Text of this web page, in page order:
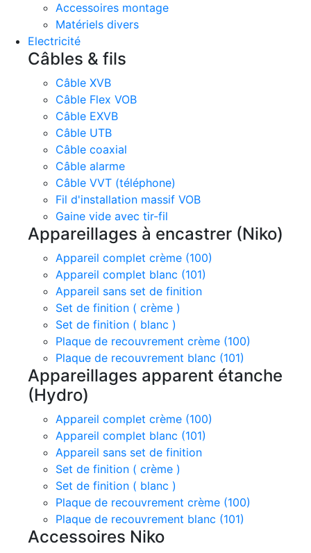
Accessoires montage
Matériels divers
Electricité
Câbles & fils
Câble XVB
Câble Flex VOB
Câble EXVB
Câble UTB
Câble coaxial
Câble alarme
Câble VVT (téléphone)
Fil d'installation massif VOB
Gaine vide avec tir-fil
Appareillages à encastrer (Niko)
Appareil complet crème (100)
Appareil complet blanc (101)
Appareil sans set de finition
Set de finition ( crème )
Set de finition ( blanc )
Plaque de recouvrement crème (100)
Plaque de recouvrement blanc (101)
Appareillages apparent étanche
(Hydro)
Appareil complet crème (100)
Appareil complet blanc (101)
Appareil sans set de finition
Set de finition ( crème )
Set de finition ( blanc )
Plaque de recouvrement crème (100)
Plaque de recouvrement blanc (101)
Accessoires Niko